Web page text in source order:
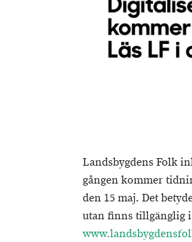
Landsbygdens Folk
gången kommer
den 15 maj. Det
utan finns tillgänglig i